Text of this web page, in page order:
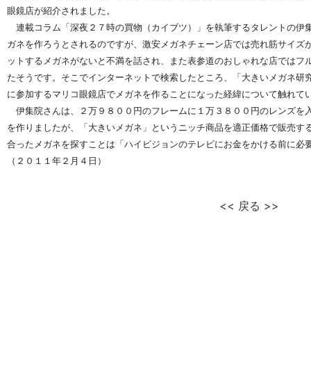
眼鏡店が紹介されました。
連載コラム「深夜２７時の買物（カイブツ）」を執筆するタレントの伊
ガネを作ろうとされるのですが、激安メガネチェーン店では売れ筋サイズ
ットするメガネがないと不満を話され、また表参道のおしゃれな店では
たそうです。そこでインターネットで検索したところ、「大きいメガネ研
に参加するマリコ眼鏡店でメガネを作ることになった経緯について触れて
伊集院さんは、２万９８００円のフレームに１万３８００円のレンズを
を作りましたが、「大きいメガネ」というニッチ商品を適正価格で販売す
合ったメガネを探すことは「ハイビジョンのテレビにお金をかける前に必
（２０１１年２月４日）
<< 戻る >>